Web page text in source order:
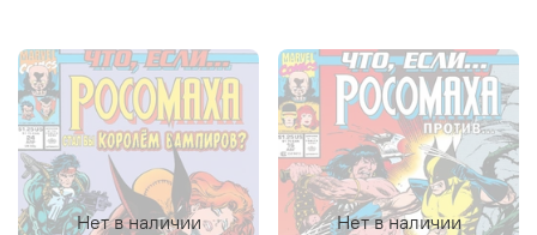
Нет в наличии Нет в наличии